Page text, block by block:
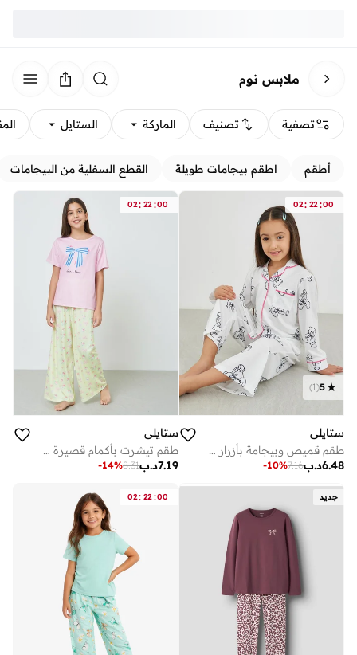
ملابس نوم
تصفية تصنيف الماركة الستايل
أطقم اطقم بيجامات طويلة القطع السفلية من البيجامات
02: 22 :00
5
(
1
)
ستايلي
طقم قميص وبيجامة بأزرار وطبعة ستايلي
د.ب6.48
7.16
-10%
02: 22 :00
ستايلي
طقم تيشرت بأكمام قصيرة وبيجاما بطبعة فيونكة للمراهقين
د.ب7.19
8.31
-14%
جديد 02: 22 :00